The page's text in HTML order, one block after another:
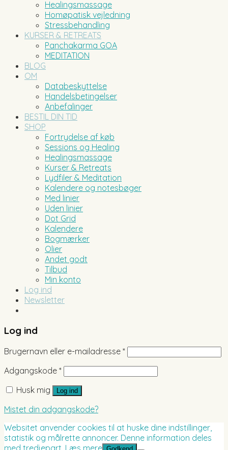
Healingsmassage
Homøpatisk vejledning
Stressbehandling
KURSER & RETREATS
Panchakarma GOA
MEDITATION
BLOG
OM
Databeskyttelse
Handelsbetingelser
Anbefalinger
BESTIL DIN TID
SHOP
Fortrydelse af køb
Sessions og Healing
Healingsmassage
Kurser & Retreats
Lydfiler & Meditation
Kalendere og notesbøger
Med linier
Uden linier
Dot Grid
Kalendere
Bogmærker
Olier
Andet godt
Tilbud
Min konto
Log ind
Newsletter
Log ind
Brugernavn eller e-mailadresse *
Adgangskode *
Husk mig
Log ind
Mistet din adgangskode?
Websitet anvender cookies til at huske dine indstillinger,
statistik og målrette annoncer. Denne information deles